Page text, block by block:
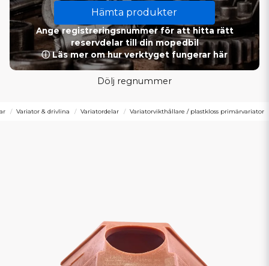
Hämta produkter
Ange registreringsnummer för att hitta rätt
reservdelar till din mopedbil
ⓘ Läs mer om hur verktyget fungerar här
Dölj regnummer
Variator & drivlina Variatordelar Variatorvikthållare / plastkloss primärvariator